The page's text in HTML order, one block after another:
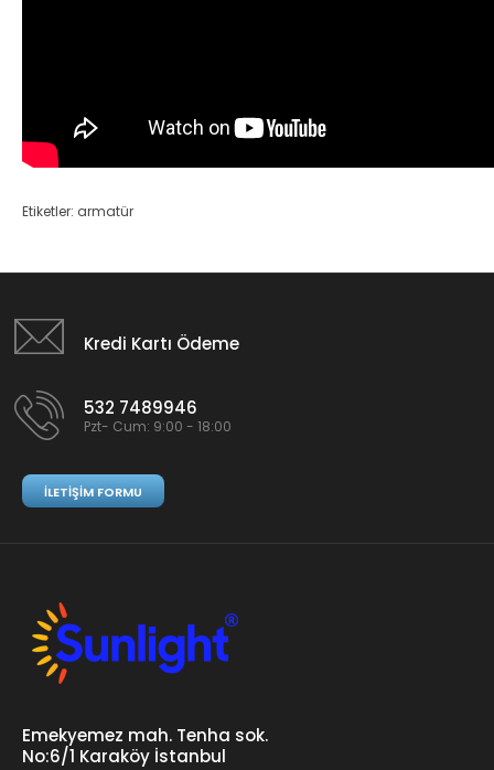
Etiketler: armatür
Kredi Kartı Ödeme
532 7489946
Pzt- Cum: 9:00 - 18:00
İLETIŞIM FORMU
Emekyemez mah. Tenha sok.
No:6/1 Karaköy İstanbul